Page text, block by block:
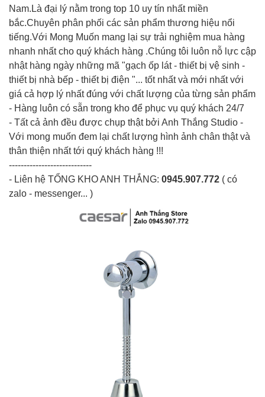
Nam.Là đại lý nằm trong top 10 uy tín nhất miền
bắc.Chuyên phân phối các sản phẩm thương hiệu nổi
tiếng.Với Mong Muốn mang lại sự trải nghiệm mua hàng
nhanh nhất cho quý khách hàng .Chúng tôi luôn nỗ lực cập
nhật hàng ngày những mã "gạch ốp lát - thiết bị vệ sinh -
thiết bị nhà bếp - thiết bị điện "... tốt nhất và mới nhất với
giá cả hợp lý nhất đúng với chất lượng của từng sản phẩm
- Hàng luôn có sẵn trong kho để phục vụ quý khách 24/7
- Tất cả ảnh đều được chụp thật bởi Anh Thắng Studio -
Với mong muốn đem lại chất lượng hình ảnh chân thật và
thân thiện nhất tới quý khách hàng !!!
----------------------------
- Liên hệ TỔNG KHO ANH THẮNG: 0945.907.772 ( có
zalo - messenger... )